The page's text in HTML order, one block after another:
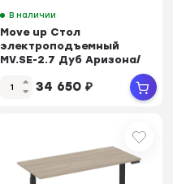
В наличии
Move up Стол
электроподъемный
MV.SE-2.7 Дуб Аризона/
1180*720*72...
34 650 ₽